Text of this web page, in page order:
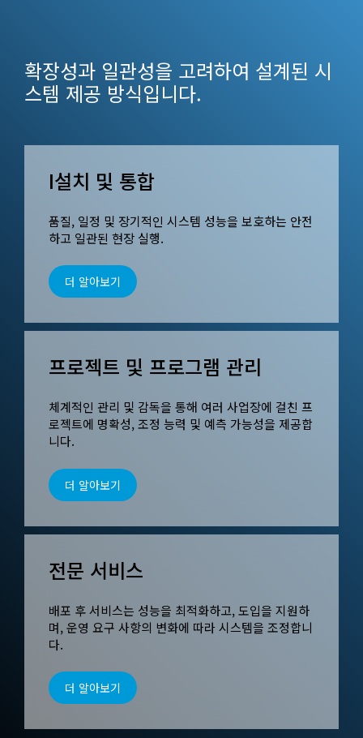
확장성과 일관성을 고려하여 설계된 시
스템 제공 방식입니다.
I설치 및 통합
품질, 일정 및 장기적인 시스템 성능을 보호하는 안전
하고 일관된 현장 실행.
더 알아보기
프로젝트 및 프로그램 관리
체계적인 관리 및 감독을 통해 여러 사업장에 걸친 프
로젝트에 명확성, 조정 능력 및 예측 가능성을 제공합
니다.
더 알아보기
전문 서비스
배포 후 서비스는 성능을 최적화하고, 도입을 지원하
며, 운영 요구 사항의 변화에 ​​따라 시스템을 조정합니
다.
더 알아보기